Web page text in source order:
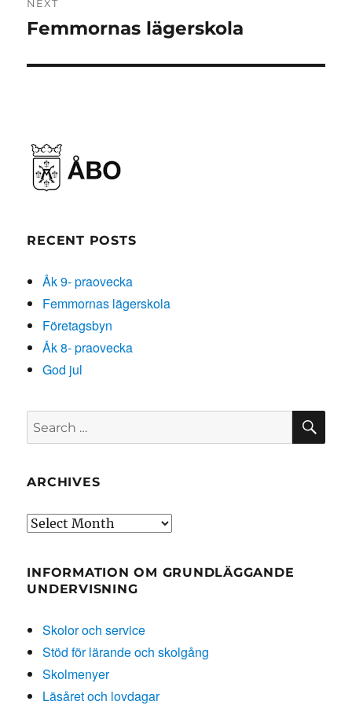
NEXT
Next
Femmornas lägerskola
RECENT POSTS
Åk 9- praovecka
Femmornas lägerskola
Företagsbyn
Åk 8- praovecka
God jul
Search
for:
ARCHIVES
Archives
INFORMATION OM GRUNDLÄGGANDE
UNDERVISNING
Skolor och service
Stöd för lärande och skolgång
Skolmenyer
Läsåret och lovdagar